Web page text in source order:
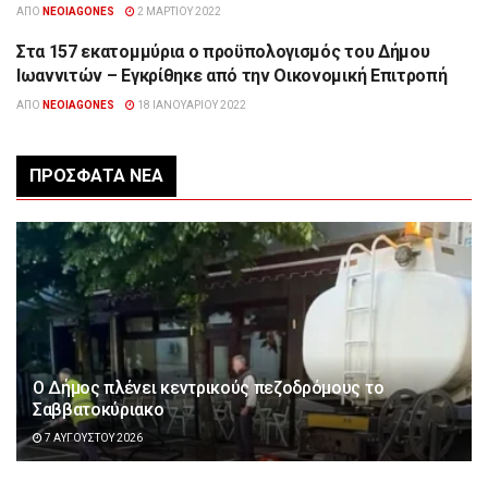
ΑΠΌ NEOIAGONES 2 ΜΑΡΤΊΟΥ 2022
ΉΠΕΙΡΟΣ
Στα 157 εκατομμύρια ο προϋπολογισμός του Δήμου
Ιωαννιτών – Εγκρίθηκε από την Οικονομική Επιτροπή
ΑΠΌ NEOIAGONES 18 ΙΑΝΟΥΑΡΊΟΥ 2022
ΠΡΌΣΦΑΤΑ ΝΈΑ
Ο Δήμος πλένει κεντρικούς πεζοδρόμους το
Σαββατοκύριακο
7 ΑΥΓΟΎΣΤΟΥ 2026